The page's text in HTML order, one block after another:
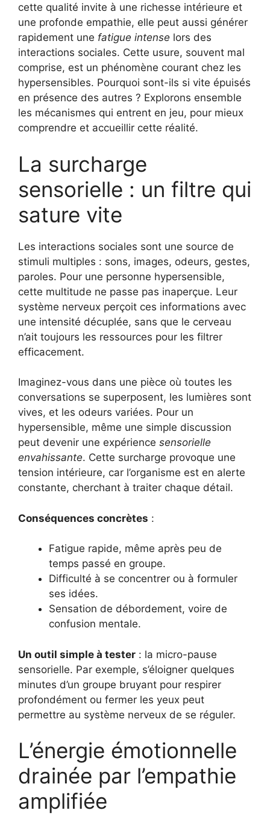
cette qualité invite à une richesse intérieure et
une profonde empathie, elle peut aussi générer
rapidement une fatigue intense lors des
interactions sociales. Cette usure, souvent mal
comprise, est un phénomène courant chez les
hypersensibles. Pourquoi sont-ils si vite épuisés
en présence des autres ? Explorons ensemble
les mécanismes qui entrent en jeu, pour mieux
comprendre et accueillir cette réalité.
La surcharge
sensorielle : un filtre qui
sature vite
Les interactions sociales sont une source de
stimuli multiples : sons, images, odeurs, gestes,
paroles. Pour une personne hypersensible,
cette multitude ne passe pas inaperçue. Leur
système nerveux perçoit ces informations avec
une intensité décuplée, sans que le cerveau
n’ait toujours les ressources pour les filtrer
efficacement.
Imaginez-vous dans une pièce où toutes les
conversations se superposent, les lumières sont
vives, et les odeurs variées. Pour un
hypersensible, même une simple discussion
peut devenir une expérience sensorielle
envahissante. Cette surcharge provoque une
tension intérieure, car l’organisme est en alerte
constante, cherchant à traiter chaque détail.
Conséquences concrètes :
Fatigue rapide, même après peu de
temps passé en groupe.
Difficulté à se concentrer ou à formuler
ses idées.
Sensation de débordement, voire de
confusion mentale.
Un outil simple à tester : la micro-pause
sensorielle. Par exemple, s’éloigner quelques
minutes d’un groupe bruyant pour respirer
profondément ou fermer les yeux peut
permettre au système nerveux de se réguler.
L’énergie émotionnelle
drainée par l’empathie
amplifiée